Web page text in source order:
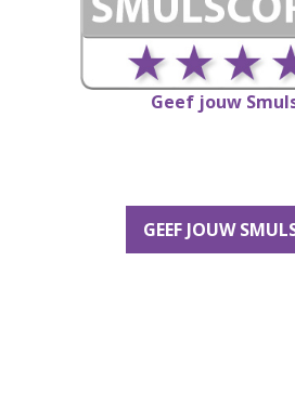
Geef jouw
GEEF JOUW